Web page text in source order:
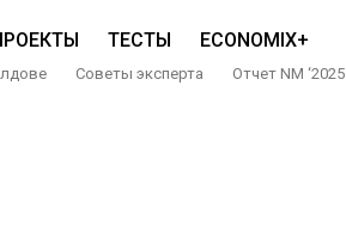
ТЕСТЫ ECONOMIX+
Советы эксперта Отчет NM ‘2025